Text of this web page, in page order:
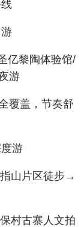
黎陶体验馆/
游
覆盖，节奏舒
游
山片区徒步→
村古寨人文拍